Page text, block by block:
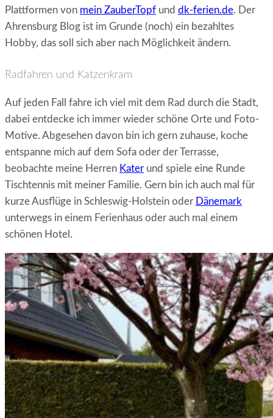
Plattformen von mein ZauberTopf und dk-ferien.de. Der
Ahrensburg Blog ist im Grunde (noch) ein bezahltes
Hobby, das soll sich aber nach Möglichkeit ändern.
Radfahren und Katzenkram
Auf jeden Fall fahre ich viel mit dem Rad durch die Stadt,
dabei entdecke ich immer wieder schöne Orte und Foto-
Motive. Abgesehen davon bin ich gern zuhause, koche
entspanne mich auf dem Sofa oder der Terrasse,
beobachte meine Herren Kater und spiele eine Runde
Tischtennis mit meiner Familie. Gern bin ich auch mal für
kurze Ausflüge in Schleswig-Holstein oder Dänemark
unterwegs in einem Ferienhaus oder auch mal einem
schönen Hotel.